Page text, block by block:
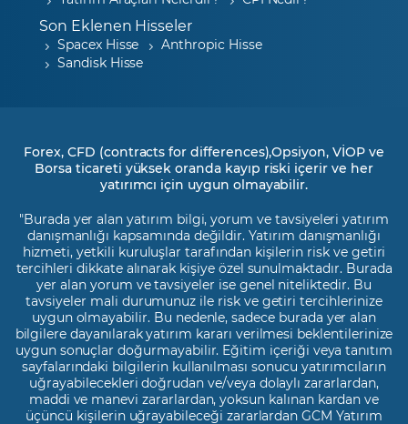
Son Eklenen Hisseler
Spacex Hisse
Anthropic Hisse
Sandisk Hisse
Forex, CFD (contracts for differences),Opsiyon, VİOP ve
Borsa ticareti yüksek oranda kayıp riski içerir ve her
yatırımcı için uygun olmayabilir.
"Burada yer alan yatırım bilgi, yorum ve tavsiyeleri yatırım
danışmanlığı kapsamında değildir. Yatırım danışmanlığı
hizmeti, yetkili kuruluşlar tarafından kişilerin risk ve getiri
tercihleri dikkate alınarak kişiye özel sunulmaktadır. Burada
yer alan yorum ve tavsiyeler ise genel niteliktedir. Bu
tavsiyeler mali durumunuz ile risk ve getiri tercihlerinize
uygun olmayabilir. Bu nedenle, sadece burada yer alan
bilgilere dayanılarak yatırım kararı verilmesi beklentilerinize
uygun sonuçlar doğurmayabilir. Eğitim içeriği veya tanıtım
sayfalarındaki bilgilerin kullanılması sonucu yatırımcıların
uğrayabilecekleri doğrudan ve/veya dolaylı zararlardan,
maddi ve manevi zararlardan, yoksun kalınan kardan ve
üçüncü kişilerin uğrayabileceği zararlardan GCM Yatırım